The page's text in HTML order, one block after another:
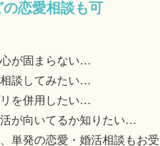
の恋愛相談も可
が固まらない…
談してみたい…
を併用したい…
が向いてるか知りたい…
単発の恋愛・婚活相談もお受